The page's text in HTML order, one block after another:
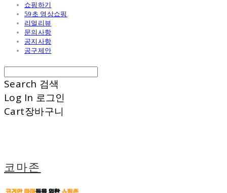
쇼핑하기
59초 영상쇼핑
리얼리뷰
문의사항
공지사항
공구제안
Search 검색
Log In 로그인
Cart장바구니
코마존